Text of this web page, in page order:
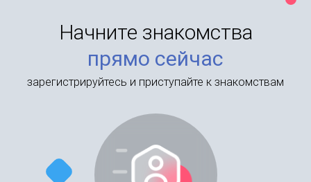
Начните знакомства
прямо сейчас
зарегистрируйтесь и приступайте к знакомствам